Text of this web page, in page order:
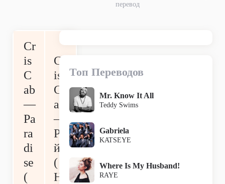
перевод
Cr
is
C
ab
—
Pa
ra
di
se
(
Cr
is
C
ab
—
Ра
й
(
Н
Топ Переводов
Mr. Know It All
Teddy Swims
Gabriela
KATSEYE
Where Is My Husband!
RAYE